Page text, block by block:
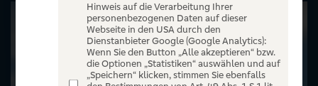
Hinweis auf die Verarbeitung Ihrer
personenbezogenen Daten auf dieser
Webseite in den USA durch den
Dienstanbieter Google (Google Analytics):
Wenn Sie den Button „Alle akzeptieren“ bzw.
die Optionen „Statistiken“ auswählen und auf
„Speichern“ klicken, stimmen Sie ebenfalls